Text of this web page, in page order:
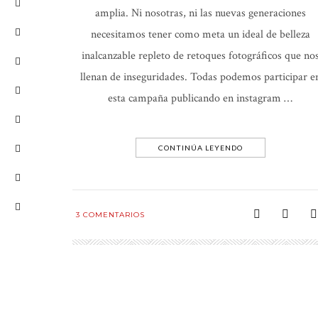
amplia. Ni nosotras, ni las nuevas generaciones
necesitamos tener como meta un ideal de belleza
inalcanzable repleto de retoques fotográficos que
llenan de inseguridades. Todas podemos participar
esta campaña publicando en instagram …
CONTINÚA LEYENDO
3 COMENTARIOS